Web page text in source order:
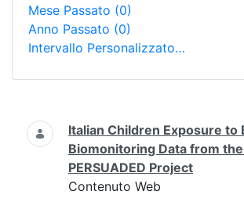
Mese Passato (0)
Anno Passato (0)
Intervallo Personalizzato…
Ricerca
Italian Children Exposure to
Biomonitoring Data from the
PERSUADED Project
Contenuto Web